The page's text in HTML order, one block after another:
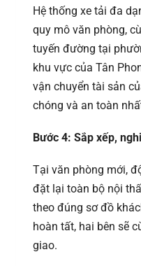
Hệ thống xe tải đa
quy mô văn phòng,
tuyến đường tại
khu vực của Tân
vận chuyển tài sản
chóng và an toàn
Bước 4: Sắp xếp,
Tại văn phòng mới,
đặt lại toàn bộ nội
theo đúng sơ đồ
hoàn tất, hai bên sẽ
giao.